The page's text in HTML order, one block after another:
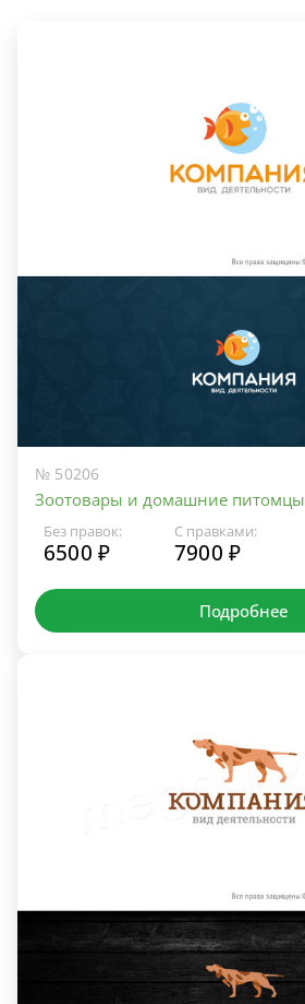
№ 50206
Зоотовары и домашние питомцы
Без правок:
6500 ₽
С правками:
7900 ₽
Подробнее